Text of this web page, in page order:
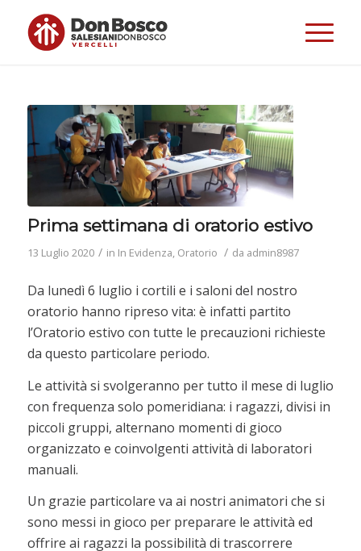
Prima settimana di oratorio estivo
13 Luglio 2020 / in In Evidenza, Oratorio / da admin8987
Da lunedì 6 luglio i cortili e i saloni del nostro
oratorio hanno ripreso vita: è infatti partito
l’Oratorio estivo con tutte le precauzioni richieste
da questo particolare periodo.
Le attività si svolgeranno per tutto il mese di luglio
con frequenza solo pomeridiana: i ragazzi, divisi in
piccoli gruppi, alternano momenti di gioco
organizzato e coinvolgenti attività di laboratori
manuali.
Un grazie particolare va ai nostri animatori che si
sono messi in gioco per preparare le attività ed
offrire ai ragazzi la possibilità di trascorrere